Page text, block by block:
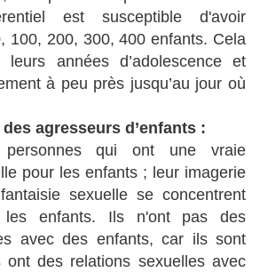
est susceptible d'avoir
100, 200, 300, 400 enfants. Cela
leurs années d’adolescence et
à peu près jusqu’au jour où
agresseurs d’enfants :
qui ont une vraie
pour les enfants ; leur imagerie
sexuelle se concentrent
​​les enfants. Ils n'ont pas des
avec des enfants, car ils sont
ont des relations sexuelles avec